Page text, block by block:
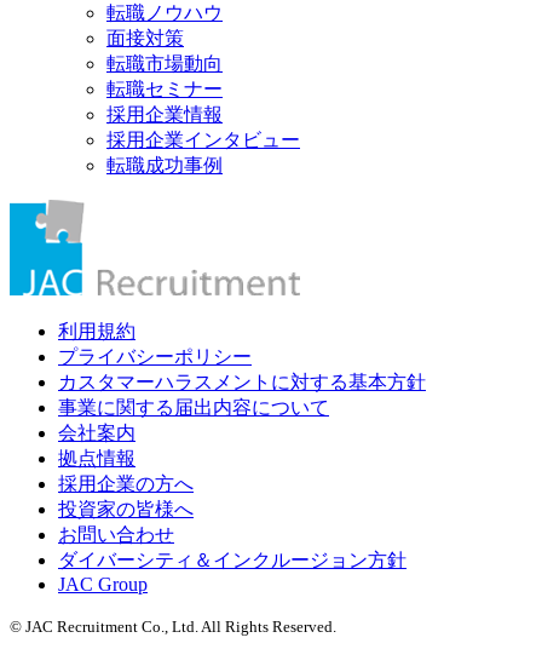
転職ノウハウ
面接対策
転職市場動向
転職セミナー
採用企業情報
採用企業インタビュー
転職成功事例
利用規約
プライバシーポリシー
カスタマーハラスメントに対する基本方針
事業に関する届出内容について
会社案内
拠点情報
採用企業の方へ
投資家の皆様へ
お問い合わせ
ダイバーシティ＆インクルージョン方針
JAC Group
© JAC Recruitment Co., Ltd. All Rights Reserved.